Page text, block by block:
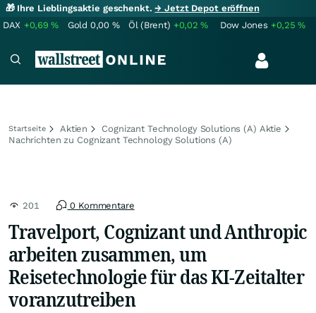
🎁 Ihre Lieblingsaktie geschenkt.→ Jetzt Depot eröffnen
DAX +0,69% Gold 0,00 % Öl (Brent) +0,02% Dow Jones +0,25%
Startseite Aktien
Cognizant Technology Solutions (A) Aktie
Nachrichten zu Cognizant Technology Solutions (A)
201 0 Kommentare
Travelport, Cognizant und Anthropic
arbeiten zusammen, um
Reisetechnologie für das KI-Zeitalter
voranzutreiben